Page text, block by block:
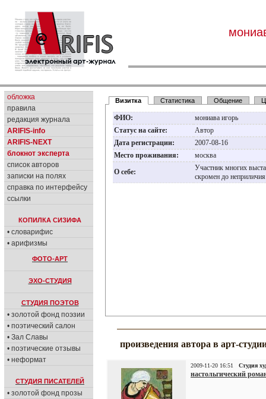
обложка
правила
редакция журнала
ARIFIS-info
ARIFIS-NEXT
блокнот эксперта
список авторов
записки на полях
справка по интерфейсу
ссылки
КОПИЛКА СИЗИФА
• словарифис
• арифизмы
ФОТО-АРТ
ЭХО-СТУДИЯ
СТУДИЯ ПОЭТОВ
• золотой фонд поэзии
• поэтический салон
• Зал Славы
• поэтические отзывы
• неформат
СТУДИЯ ПИСАТЕЛЕЙ
• золотой фонд прозы
Визитка Статистика Общение
ФИО:
мониава игорь
Статус на сайте:
Автор
Дата регистрации:
2007-08-16
Место проживания:
москва
О себе:
Участник многих
скромен до
произведения автора в арт-
2009-11-20 16:51 Студия
настольгический